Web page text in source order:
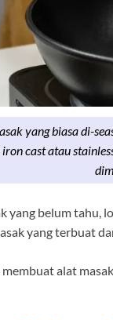
yang biasa di-
cast atau
yang belum tahu,
yang terbuat
alat